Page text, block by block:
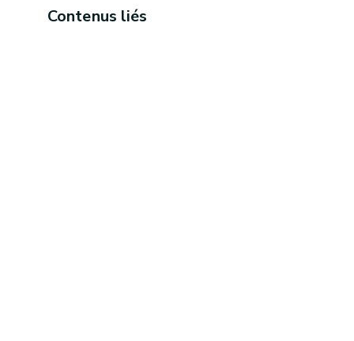
Contenus liés